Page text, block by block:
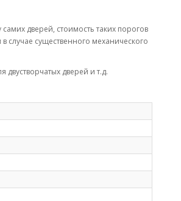
дверей, стоимость таких порогов
случае существенного механического
дверей и т.д.